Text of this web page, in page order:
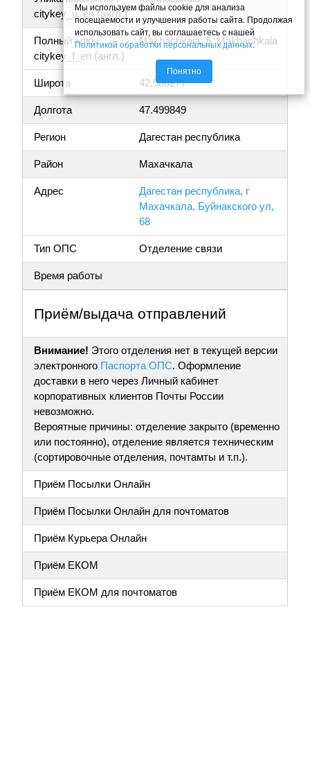
citykey_u_en (англ.)
Полный ключ
citykey_f_en (англ.)
Makhachkala, 5, Makhachkala
Широта 42.988277
Долгота 47.499849
Регион Дагестан республика
Район Махачкала
Адрес
Дагестан республика, г
Махачкала, Буйнакского ул,
68
Тип ОПС Отделение связи
Время работы
Приём/выдача отправлений
Внимание! Этого отделения нет в текущей версии
электронного Паспорта ОПС. Оформление
доставки в него через Личный кабинет
корпоративных клиентов Почты России
невозможно.
Вероятные причины: отделение закрыто (временно
или постоянно), отделение является техническим
(сортировочные отделения, почтамты и т.п.).
Приём Посылки Онлайн
Приём Посылки Онлайн для почтоматов
Приём Курьера Онлайн
Приём ЕКОМ
Приём ЕКОМ для почтоматов
Мы используем файлы cookie для анализа
посещаемости и улучшения работы сайта. Продолжая
использовать сайт, вы соглашаетесь с нашей
Политикой обработки персональных данных.
Понятно